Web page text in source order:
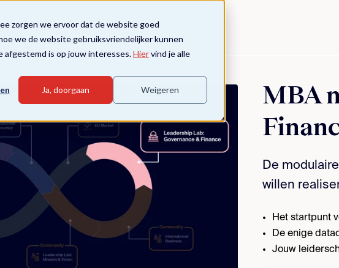
zorgen we ervoor dat de website goed
we de website gebruiksvriendelijker kunnen
afgestemd is op jouw interesses.Hiervind je alle
Ja, doorgaan Weigeren
MBA
De
willen
Het startpunt
De enige
Jouw